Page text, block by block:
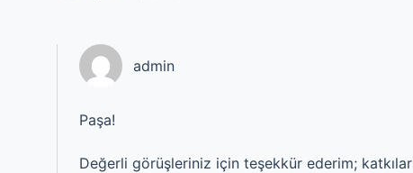
admin
Paşa!
Değerli görüşleriniz için teşekkür ederim;